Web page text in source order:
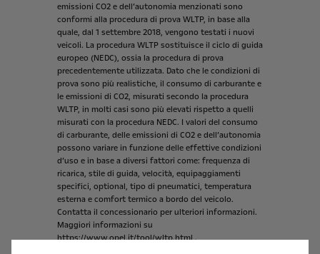
emissioni CO2 e dell’autonomia menzionati sono
conformi alla procedura di prova WLTP, in base alla
quale, dal 1 settembre 2018, vengono testati i nuovi
veicoli. La procedura WLTP sostituisce il ciclo di guida
europeo (NEDC), ossia la procedura di prova
precedentemente utilizzata. Dato che le condizioni di
prova sono più realistiche, il consumo di carburante e
le emissioni di CO2, misurati secondo la procedura
WLTP, in molti casi sono più elevati rispetto a quelli
misurati con la procedura NEDC. I valori del consumo
di carburante, delle emissioni di CO2 e dell’autonomia
possono variare in funzione delle effettive condizioni
d’uso e in base a diversi fattori come: frequenza di
ricarica, stile di guida, velocità, equipaggiamenti
specifici, optional, tipo di pneumatici, temperatura
esterna e comfort termico a bordo del veicolo.
Contatta il concessionario per ulteriori informazioni.
Maggiori informazioni su
https://www.opel.it/tool/wltp.html .